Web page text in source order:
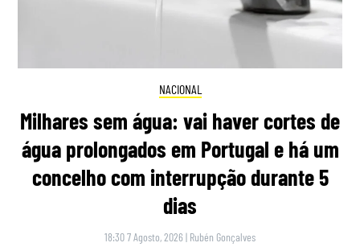
NACIONAL
Milhares sem água: vai haver cortes de
água prolongados em Portugal e há um
concelho com interrupção durante 5
dias
18:30 7 Agosto, 2026 | Rubén Gonçalves